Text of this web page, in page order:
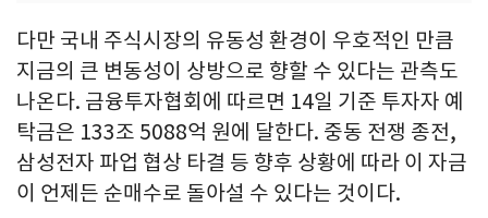
다만 국내 주식시장의 유동성 환경이 우호적인 만큼
지금의 큰 변동성이 상방으로 향할 수 있다는 관측도
나온다. 금융투자협회에 따르면 14일 기준 투자자 예
탁금은 133조 5088억 원에 달한다. 중동 전쟁 종전,
삼성전자 파업 협상 타결 등 향후 상황에 따라 이 자금
이 언제든 순매수로 돌아설 수 있다는 것이다.